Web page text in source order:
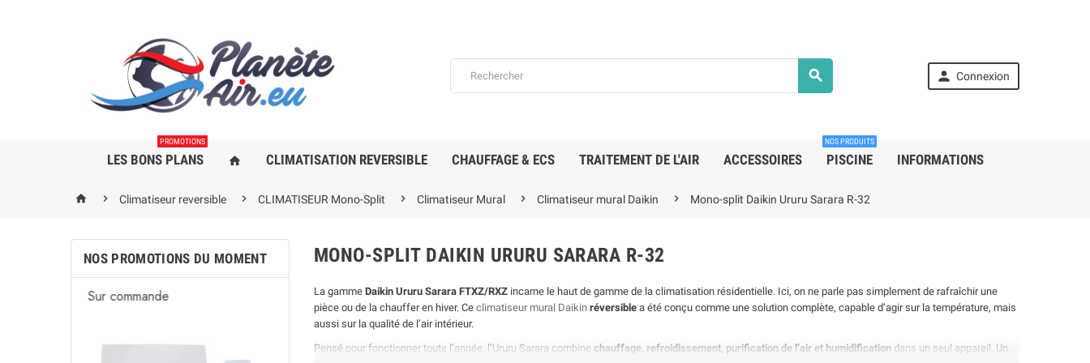
  Connexion
LES BONS PLANS
PROMOTIONS
home CLIMATISATION REVERSIBLE CHAUFFAGE & ECS TRAITEMENT DE L'AIR ACCESSOIRES PISCINE
NOS PRODUITS
INFORMATIONS
  Climatiseur reversible  CLIMATISEUR Mono-Split  Climatiseur Mural  Climatiseur mural Daikin  Mono-split Daikin Ururu Sarara R-32
NOS PROMOTIONS DU MOMENT
En stock Sur commande En stock En stock En stock
MONO-SPLIT DAIKIN URURU SARARA R-32
La gamme Daikin Ururu Sarara FTXZ/RXZ incarne le haut de gamme de la climatisation résidentielle. Ici, on ne parle pas simplement de rafraîchir une
pièce ou de la chauffer en hiver. Ce climatiseur mural Daikin réversible a été conçu comme une solution complète, capable d’agir sur la température, mais
aussi sur la qualité de l’air intérieur.
Pensé pour fonctionner toute l’année, l’Ururu Sarara combine chauffage, refroidissement, purification de l’air et humidification dans un seul appareil. Un